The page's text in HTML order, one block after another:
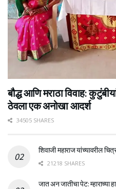
बौद्ध आणि मराठा विवाह:
ठेवला एक अनोखा आदर्श
34505 SHARES
शिवाजी महाराज यांच्यावरील
21218 SHARES
जात अन जातीचा पेट: म्हाराच्या